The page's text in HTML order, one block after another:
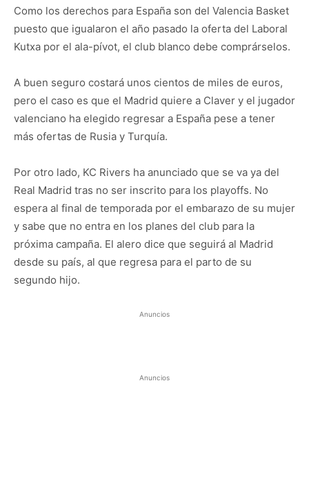
Como los derechos para España son del Valencia Basket
puesto que igualaron el año pasado la oferta del Laboral
Kutxa por el ala-pívot, el club blanco debe comprárselos.
A buen seguro costará unos cientos de miles de euros,
pero el caso es que el Madrid quiere a Claver y el jugador
valenciano ha elegido regresar a España pese a tener
más ofertas de Rusia y Turquía.
Por otro lado, KC Rivers ha anunciado que se va ya del
Real Madrid tras no ser inscrito para los playoffs. No
espera al final de temporada por el embarazo de su mujer
y sabe que no entra en los planes del club para la
próxima campaña. El alero dice que seguirá al Madrid
desde su país, al que regresa para el parto de su
segundo hijo.
Anuncios
Anuncios